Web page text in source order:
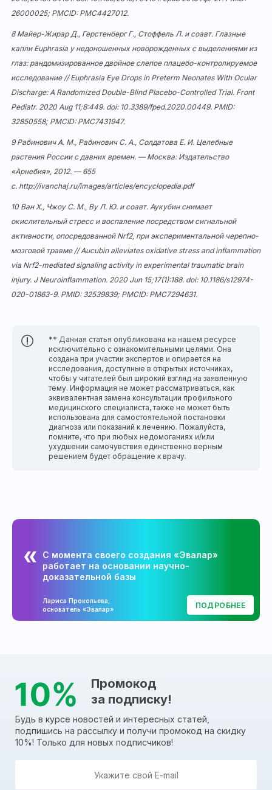
26000025; PMCID: PMC4427012.
8 Майер-Жирар Д., Герстенберг Г., Стоффель Л. и соавт. Глазные
капли Euphrasia у недоношенных новорожденных с выделениями из
глаз: рандомизированное двойное слепое плацебо-контролируемое
исследование // Euphrasia Eye Drops in Preterm Neonates With Ocular
Discharge: A Randomized Double-Blind Placebo-Controlled Trial. Front
Pediatr. 2020 Aug 11;8:449. doi: 10.3389/fped.2020.00449. PMID:
32850558; PMCID: PMC7431947.
9 Рабинович А. М., Рабинович С. А., Солдатова Е. И. Целебные
растения России с давних времен. — Москва: Издательство
«Арнебия», 2012. — 655
с. http://ivanchaj.ru/images/articles/encyclopedia.pdf
10 Ван Х., Чжоу С. М., Ву Л. Ю. и соавт. Аукубин снимает
окислительный стресс и воспаление посредством сигнальной
активности, опосредованной Nrf2, при экспериментальной черепно-
мозговой травме // Aucubin alleviates oxidative stress and inflammation
via Nrf2-mediated signaling activity in experimental traumatic brain
injury. J Neuroinflammation. 2020 Jun 15;17(1):188. doi: 10.1186/s12974-
020-01863-9. PMID: 32539839; PMCID: PMC7294631.
** Данная статья опубликована на нашем ресурсе
исключительно с ознакомительными целями. Она
создана при участии экспертов и опирается на
исследования, доступные в открытых источниках,
чтобы у читателей был широкий взгляд на заявленную
тему. Информация не может рассматриваться, как
эквивалентная замена консультации профильного
медицинского специалиста, также не может быть
использована для самостоятельной постановки
диагноза или показаний к лечению. Пожалуйста,
помните, что при любых недомоганиях и/или
ухудшении самочувствия единственно верным
решением будет обращение к врачу.
С момента своего создания «Эвалар»
работает на основании научно-
доказательной базы
Лариса Прокопьева,
основатель «Эвалар»
ПОДРОБНЕЕ
Промокод
за подписку!
Будь в курсе новостей и интересных статей,
подпишись на рассылку и получи промокод на скидку
10%! Только для новых подписчиков!